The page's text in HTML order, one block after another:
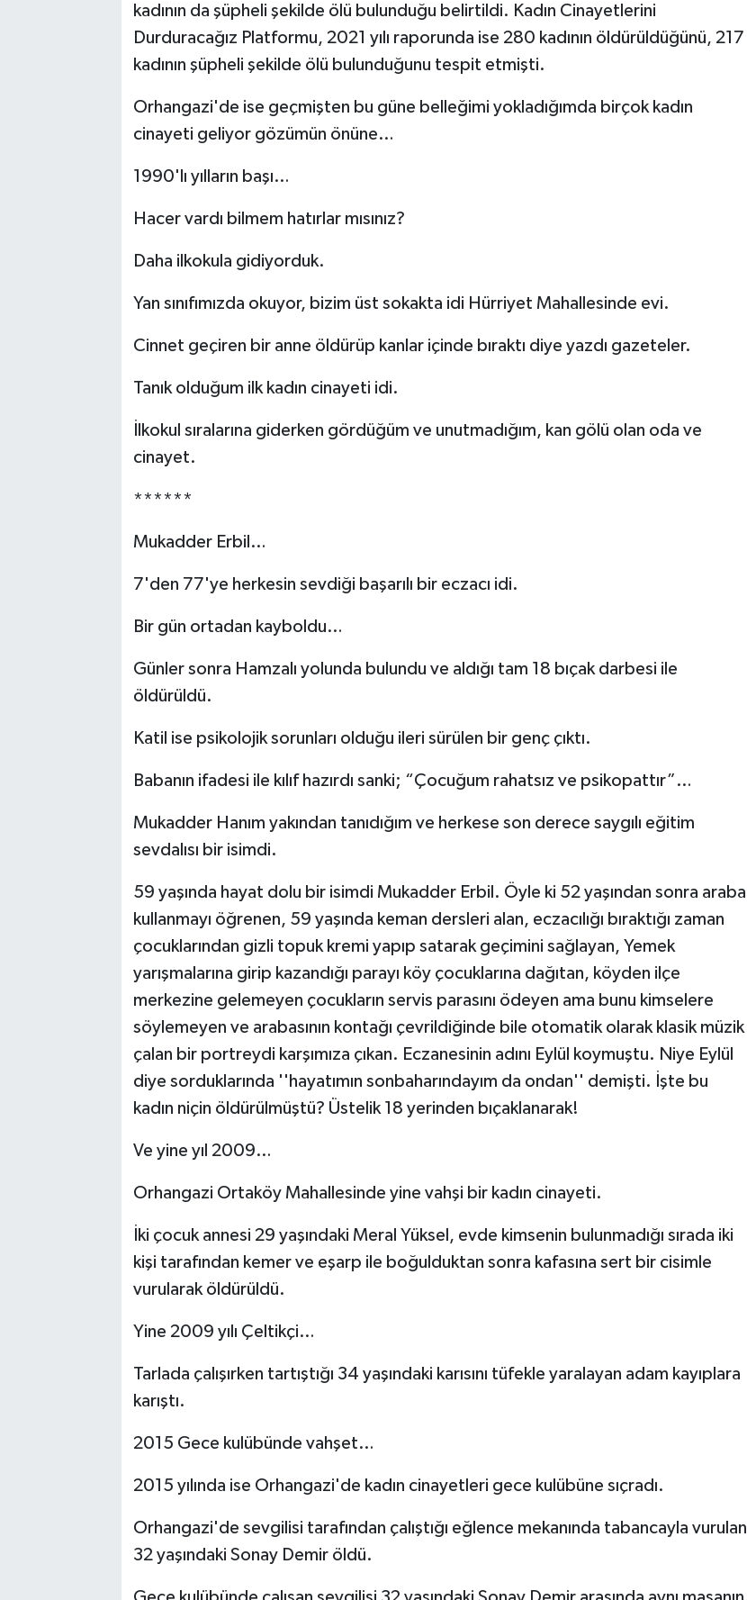
kadının da şüpheli şekilde ölü bulunduğu belirtildi. Kadın Cinayetlerini
Durduracağız Platformu, 2021 yılı raporunda ise 280 kadının öldürüldüğünü, 217
kadının şüpheli şekilde ölü bulunduğunu tespit etmişti.
Orhangazi'de ise geçmişten bu güne belleğimi yokladığımda birçok kadın
cinayeti geliyor gözümün önüne…
1990'lı yılların başı…
Hacer vardı bilmem hatırlar mısınız?
Daha ilkokula gidiyorduk.
Yan sınıfımızda okuyor, bizim üst sokakta idi Hürriyet Mahallesinde evi.
Cinnet geçiren bir anne öldürüp kanlar içinde bıraktı diye yazdı gazeteler.
Tanık olduğum ilk kadın cinayeti idi.
İlkokul sıralarına giderken gördüğüm ve unutmadığım, kan gölü olan oda ve
cinayet.
******
Mukadder Erbil…
7'den 77'ye herkesin sevdiği başarılı bir eczacı idi.
Bir gün ortadan kayboldu…
Günler sonra Hamzalı yolunda bulundu ve aldığı tam 18 bıçak darbesi ile
öldürüldü.
Katil ise psikolojik sorunları olduğu ileri sürülen bir genç çıktı.
Babanın ifadesi ile kılıf hazırdı sanki; “Çocuğum rahatsız ve psikopattır”…
Mukadder Hanım yakından tanıdığım ve herkese son derece saygılı eğitim
sevdalısı bir isimdi.
59 yaşında hayat dolu bir isimdi Mukadder Erbil. Öyle ki 52 yaşından sonra araba
kullanmayı öğrenen, 59 yaşında keman dersleri alan, eczacılığı bıraktığı zaman
çocuklarından gizli topuk kremi yapıp satarak geçimini sağlayan, Yemek
yarışmalarına girip kazandığı parayı köy çocuklarına dağıtan, köyden ilçe
merkezine gelemeyen çocukların servis parasını ödeyen ama bunu kimselere
söylemeyen ve arabasının kontağı çevrildiğinde bile otomatik olarak klasik müzik
çalan bir portreydi karşımıza çıkan. Eczanesinin adını Eylül koymuştu. Niye Eylül
diye sorduklarında ''hayatımın sonbaharındayım da ondan'' demişti. İşte bu
kadın niçin öldürülmüştü? Üstelik 18 yerinden bıçaklanarak!
Ve yine yıl 2009…
Orhangazi Ortaköy Mahallesinde yine vahşi bir kadın cinayeti.
İki çocuk annesi 29 yaşındaki Meral Yüksel, evde kimsenin bulunmadığı sırada iki
kişi tarafından kemer ve eşarp ile boğulduktan sonra kafasına sert bir cisimle
vurularak öldürüldü.
Yine 2009 yılı Çeltikçi…
Tarlada çalışırken tartıştığı 34 yaşındaki karısını tüfekle yaralayan adam kayıplara
karıştı.
2015 Gece kulübünde vahşet…
2015 yılında ise Orhangazi'de kadın cinayetleri gece kulübüne sıçradı.
Orhangazi'de sevgilisi tarafından çalıştığı eğlence mekanında tabancayla vurulan
32 yaşındaki Sonay Demir öldü.